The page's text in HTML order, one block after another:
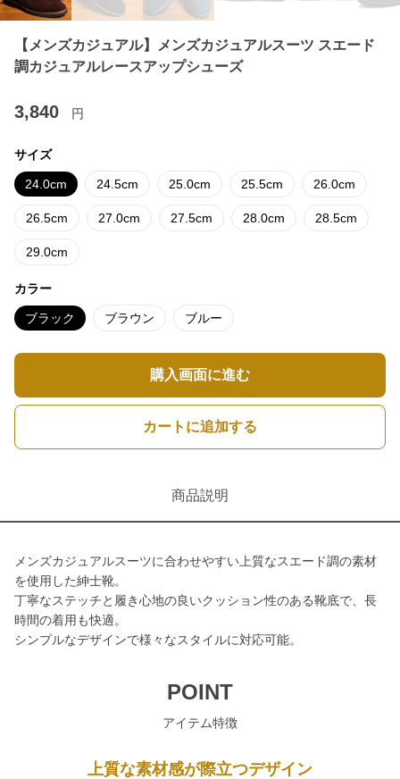
【メンズカジュアル】メンズカジュアルスーツ スエード
調カジュアルレースアップシューズ
3,840 円
サイズ
24.0cm 24.5cm 25.0cm 25.5cm 26.0cm
26.5cm 27.0cm 27.5cm 28.0cm 28.5cm
29.0cm
カラー
ブラック ブラウン ブルー
購入画面に進む
カートに追加する
商品説明
メンズカジュアルスーツに合わせやすい上質なスエード調の素材
を使用した紳士靴。
丁寧なステッチと履き心地の良いクッション性のある靴底で、長
時間の着用も快適。
シンプルなデザインで様々なスタイルに対応可能。
POINT
アイテム特徴
上質な素材感が際立つデザイン